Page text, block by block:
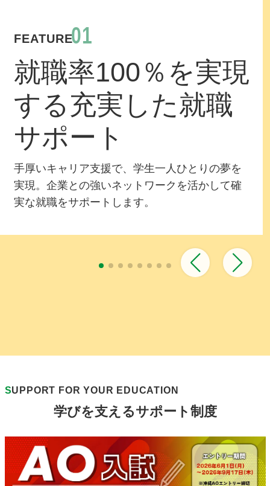
FEATURE01
就職率100％を実現
する充実した就職
サポート
手厚いキャリア支援で、学生一人ひとりの夢を
実現。企業との強いネットワークを活かして確
実な就職をサポートします。
SUPPORT FOR YOUR EDUCATION
学びを支えるサポート制度